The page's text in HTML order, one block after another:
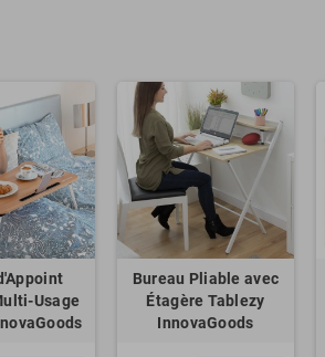
Usage
Bureau Pliable avec
Étagère Tablezy
InnovaGoods